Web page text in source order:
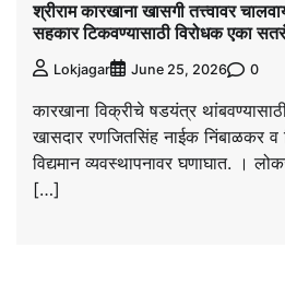
श्रीराम कारखाना खासगी तत्त्वावर
सहकार टिकवण्यासाठी विरोधक एका
Lokjagar June 25, 2026 0
कारखाना विक्रीचे षडयंत्र
खासदार रणजितसिंह नाईक निंबाळकर व
विद्यमान व्यवस्थापनावर घणाघात. ।
[…]